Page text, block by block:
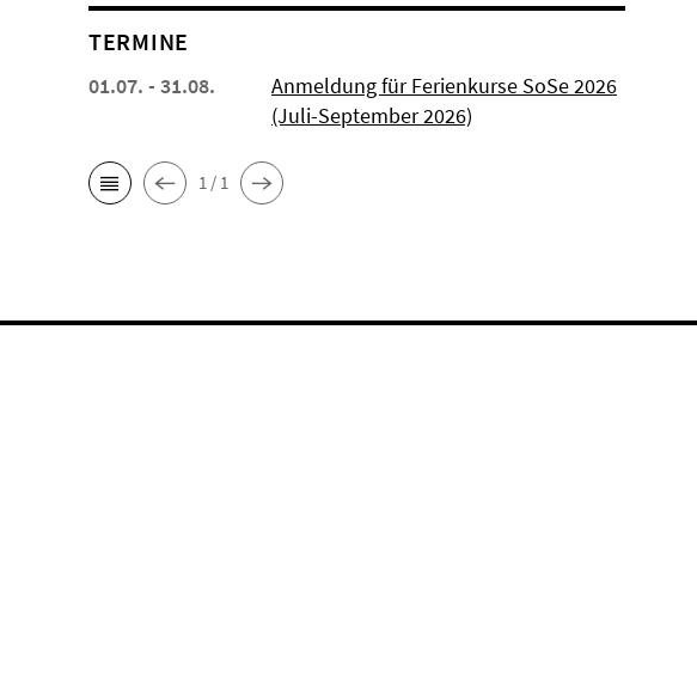
TERMINE
01.07. - 31.08.
Anmeldung für Ferienkurse SoSe 2026
(Juli-September 2026)
1 / 1